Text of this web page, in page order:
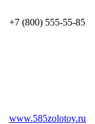
+7 (800) 555-55-85
www.585zolotoy.ru